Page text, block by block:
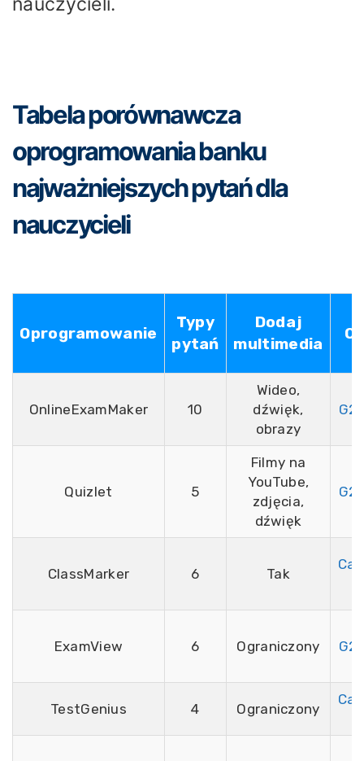
Tabela porównawcza
oprogramowania banku
najważniejszych pytań dla
nauczycieli
Oprogramowanie
Typy
pytań
Dodaj
multimedia
OnlineExamMaker 10
Wideo,
dźwięk,
obrazy
Quizlet 5
Filmy na
YouTube,
zdjęcia,
dźwięk
ClassMarker 6 Tak
ExamView 6 Ograniczony
TestGenius 4 Ograniczony